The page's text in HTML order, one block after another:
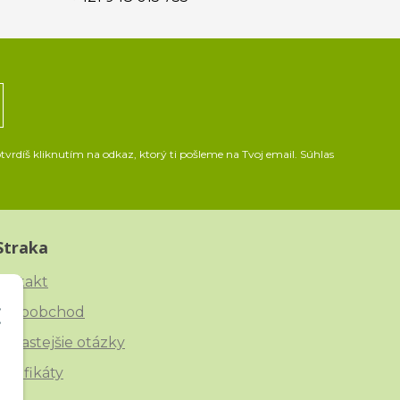
kliknutím na odkaz, ktorý ti pošleme na Tvoj email. Súhlas
otázky